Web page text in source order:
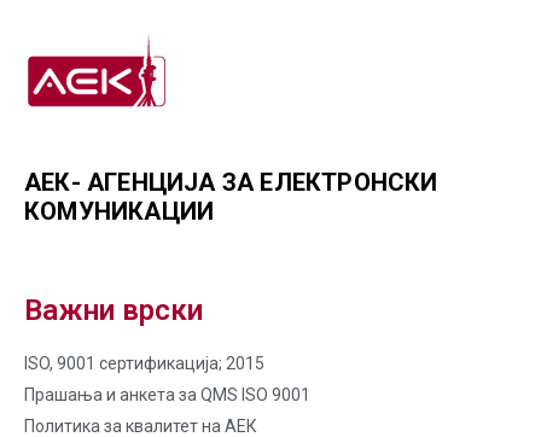
АЕК- АГЕНЦИЈА ЗА ЕЛЕКТРОНСКИ
КОМУНИКАЦИИ
Важни врски
ISO, 9001 сертификација; 2015
Прашања и анкета за QMS ISO 9001
Политика за квалитет на AЕК